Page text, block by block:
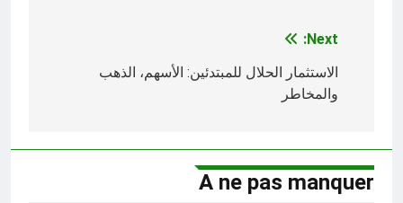
Next:
الاستثمار الحلال للمبتدئين: الأسهم، الذهب
والمخاطر